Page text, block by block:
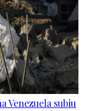
Venezuela subiu